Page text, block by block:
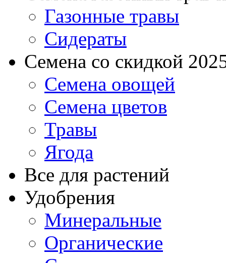
Газонные травы
Сидераты
Семена со скидкой
Семена овощей
Семена цветов
Травы
Ягода
Все для растений
Удобрения
Минеральные
Органические